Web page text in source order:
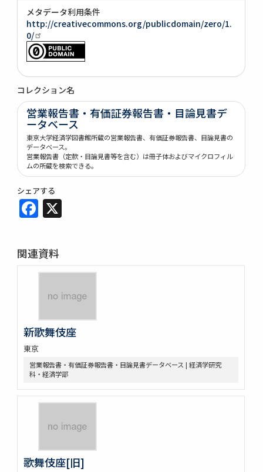
メタデータ利用条件
http://creativecommons.org/publicdomain/zero/1.
0/
コレクション名
営業報告書・有価証券報告書・目論見書デ
ータベース
東京大学経済学図書館所蔵の営業報告書、有価証券報告書、目論見書の
データベース。
営業報告書（定款・目論見書等を含む）は冊子体およびマイクロフィル
ムの所蔵を検索できる。
シェアする
Facebook
関連資料
新歌舞伎座
東京
営業報告書・有価証券報告書・目論見書データベース | 経済学研究
科・経済学部
歌舞伎座[旧]